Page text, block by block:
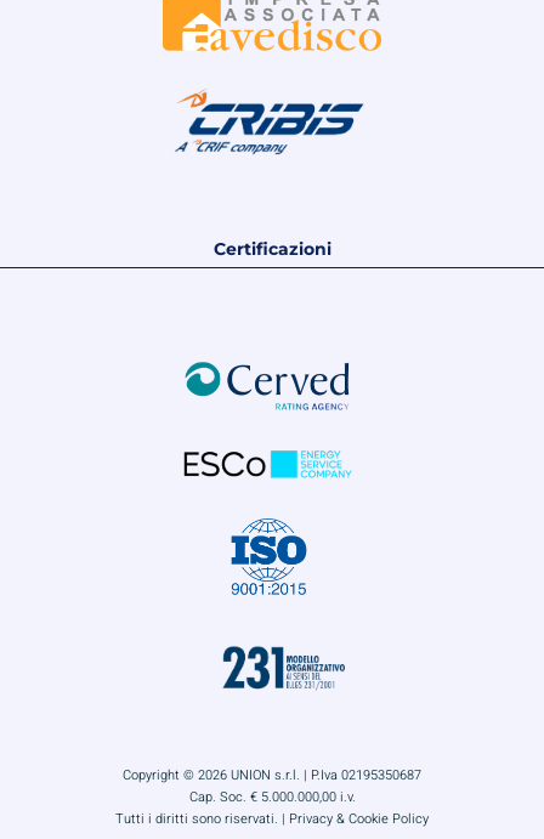
Certificazioni
Copyright © 2026 UNION s.r.l. | P.Iva 02195350687
Cap. Soc. € 5.000.000,00 i.v.
Tutti i diritti sono riservati. | Privacy & Cookie Policy